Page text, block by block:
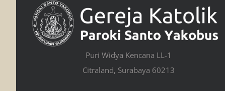
Puri Widya Kencana LL-1
Citraland, Surabaya 60213